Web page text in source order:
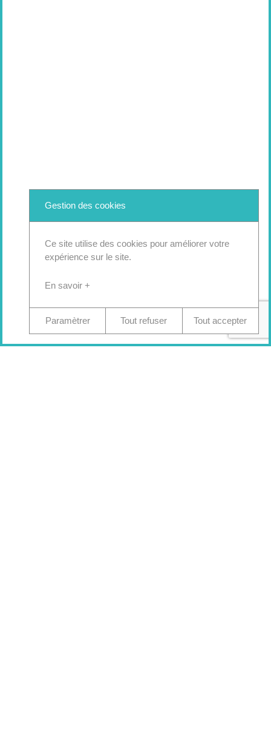
Gestion des cookies
Ce site utilise des cookies pour améliorer votre
expérience sur le site.
En savoir +
Paramètrer Tout refuser Tout accepter